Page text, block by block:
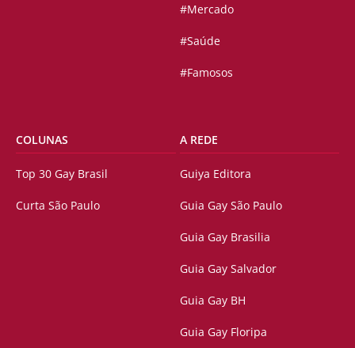
#Mercado
#Saúde
#Famosos
COLUNAS
Top 30 Gay Brasil
Curta São Paulo
A REDE
Guiya Editora
Guia Gay São Paulo
Guia Gay Brasilia
Guia Gay Salvador
Guia Gay BH
Guia Gay Floripa